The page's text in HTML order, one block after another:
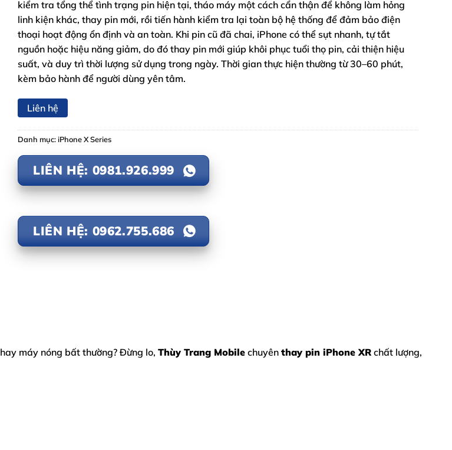
kiểm tra tổng thể tình trạng pin hiện tại, tháo máy một cách cẩn thận để không làm hỏng
linh kiện khác, thay pin mới, rồi tiến hành kiểm tra lại toàn bộ hệ thống để đảm bảo điện
thoại hoạt động ổn định và an toàn. Khi pin cũ đã chai, iPhone có thể sụt nhanh, tự tắt
nguồn hoặc hiệu năng giảm, do đó thay pin mới giúp khôi phục tuổi thọ pin, cải thiện hiệu
suất, và duy trì thời lượng sử dụng trong ngày. Thời gian thực hiện thường từ 30–60 phút,
kèm bảo hành để người dùng yên tâm.
Liên hệ
Danh mục:iPhone X Series
LIÊN HỆ: 0981.926.999
LIÊN HỆ: 0962.755.686
hay máy nóng bất thường? Đừng lo, Thùy Trang Mobile chuyên thay pin iPhone XR chất lượng,